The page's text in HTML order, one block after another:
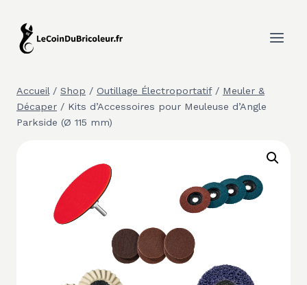
contenu
Accueil / Shop / Outillage Électroportatif / Meuler &
Décaper / Kits d’Accessoires pour Meuleuse d’Angle
Parkside (Ø 115 mm)